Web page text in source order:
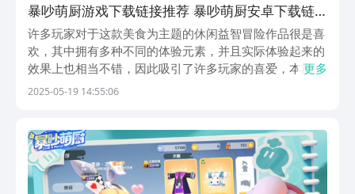
暴吵萌厨游戏下载链接推荐 暴吵萌厨安卓下载链
接分享
许多玩家对于这款美食为主题的休闲益智冒险作品很是喜
欢，其中拥有多种不同的体验元素，并且实际体验起来的
效果上也相当不错，因此吸引了许多玩家的喜爱，本期小
编主要是来与各位介绍暴吵萌厨游戏下载链接，小伙伴们
约...
更多
2025-05-19 14:55:06